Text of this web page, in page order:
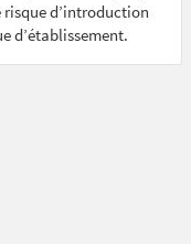
risque d’introduction
d’établissement.